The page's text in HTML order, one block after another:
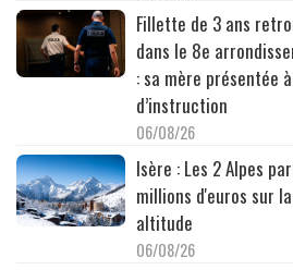
Fillette de 3 ans
dans le 8e
: sa mère présentée
d’instruction
06/08/26
Isère : Les 2 Alpes
millions d'euros sur
altitude
06/08/26